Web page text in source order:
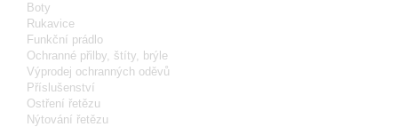
Boty
Rukavice
Funkční prádlo
Ochranné přilby, štíty, brýle
Výprodej ochranných oděvů
Příslušenství
Ostření řetězu
Nýtování řetězu